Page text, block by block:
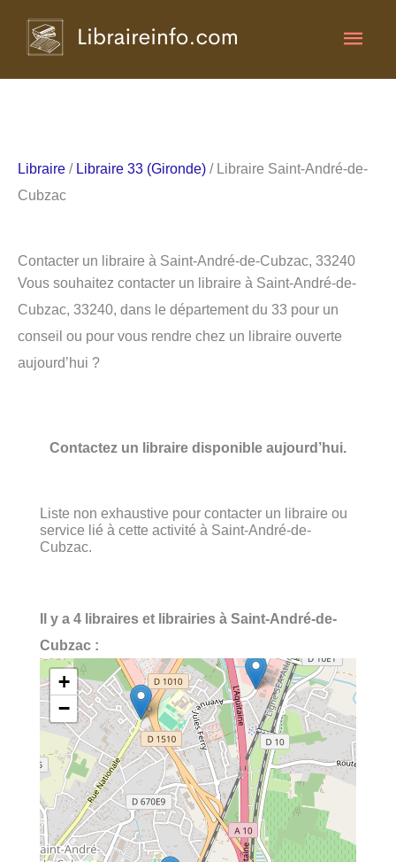
Libraire / Libraire 33 (Gironde) / Libraire Saint-André-de-
Cubzac
Contacter un libraire à Saint-André-de-Cubzac, 33240
Vous souhaitez contacter un libraire à Saint-André-de-
Cubzac, 33240, dans le département du 33 pour un
conseil ou pour vous rendre chez un libraire ouverte
aujourd’hui ?
Contactez un libraire disponible aujourd’hui.
Liste non exhaustive pour contacter un libraire ou
service lié à cette activité à Saint-André-de-
Cubzac.
Il y a 4 libraires et librairies à Saint-André-de-
Cubzac :
+
−